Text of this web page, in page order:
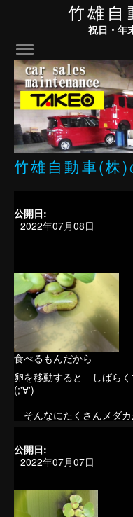
竹雄自
祝日・年
竹雄自動車(株
公開日:
2022年07月08日
食べるもんだから
卵を移動すると しば
(;'∀')
そんなにたくさんメダ
公開日:
2022年07月07日